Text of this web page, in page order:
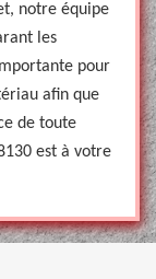
notre équipe
les
pour
afin que
de toute
est à votre